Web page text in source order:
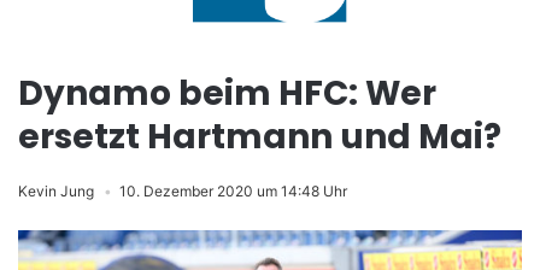
Dynamo beim HFC: Wer
ersetzt Hartmann und Mai?
Kevin Jung 10. Dezember 2020 um 14:48 Uhr